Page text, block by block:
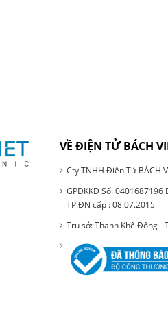
VỀ ĐIỆN TỬ BÁCH
Cty TNHH Điện Tử BÁCH
GPĐKKD Số: 0401687196
TP.ĐN cấp : 08.07.2015
Trụ sở: Thanh Khê Đông -